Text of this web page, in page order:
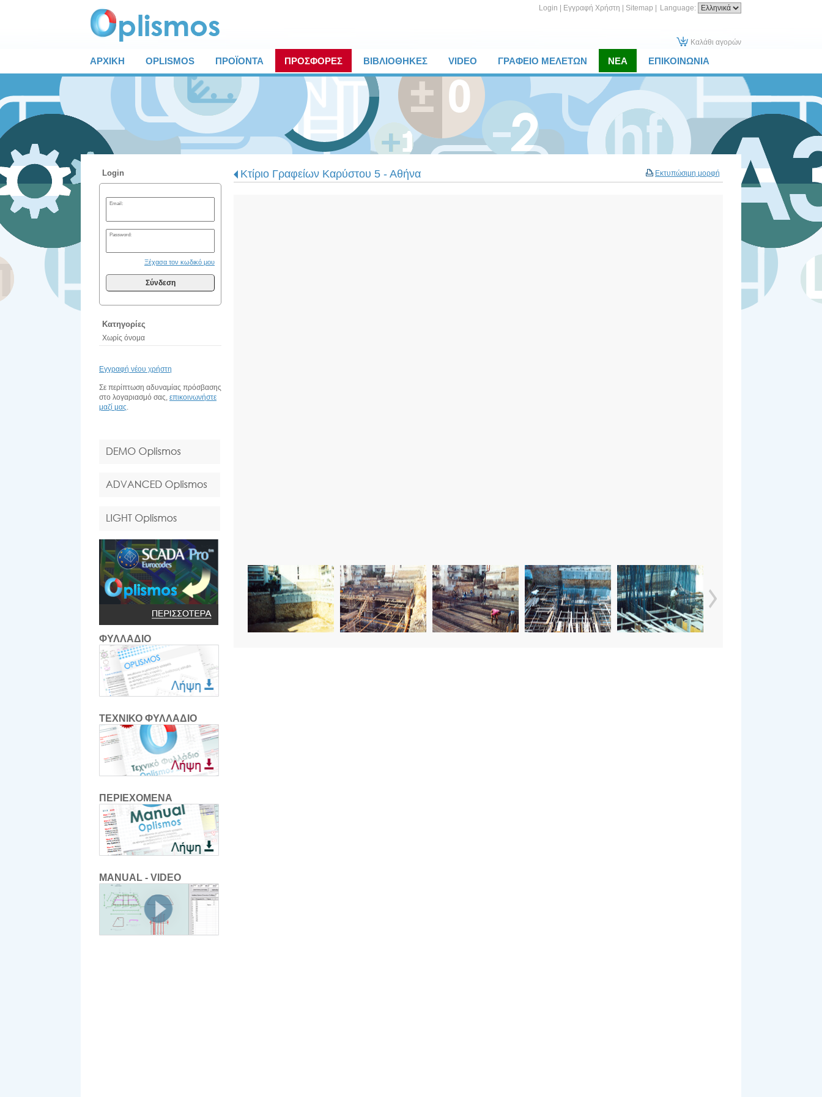
Language:
Login Εγγραφή Χρήστη Sitemap
Καλάθι αγορών
ΑΡΧΙΚΗ OPLISMOS ΠΡΟΪΟΝΤΑ ΠΡΟΣΦΟΡΕΣ ΒΙΒΛΙΟΘΗΚΕΣ VIDEO ΓΡΑΦΕΙΟ ΜΕΛΕΤΩΝ ΝΕΑ ΕΠΙΚΟΙΝΩΝΙΑ
Login
Email:
Password:
Ξέχασα τον κωδικό μου
Σύνδεση
Κατηγορίες
Χωρίς όνομα
Εγγραφή νέου χρήστη
Σε περίπτωση αδυναμίας πρόσβασης
στο λογαριασμό σας, επικοινωνήστε
μαζί μας.
ΦΥΛΛΑΔΙΟ
ΤΕΧΝΙΚΟ ΦΥΛΛΑΔΙΟ
ΠΕΡΙΕΧΟΜΕΝΑ
MANUAL - VIDEO
Εκτυπώσιμη μορφή
Κτίριο Γραφείων Καρύστου 5 - Αθήνα